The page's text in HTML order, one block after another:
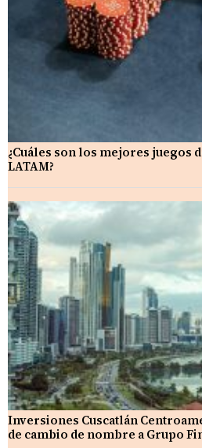
¿Cuáles son los mejores juegos
LATAM?
Inversiones Cuscatlán
de cambio de nombre a Grupo